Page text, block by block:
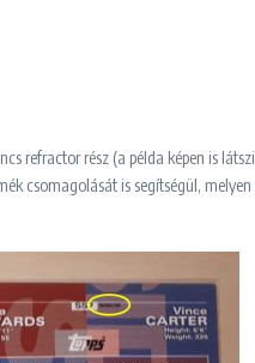
refractor rész (a példa képen is
csomagolását is segítségül,